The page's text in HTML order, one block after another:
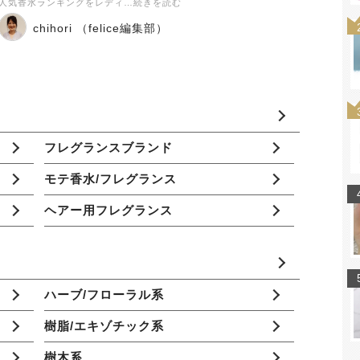
気香水ランキングをレディ…続きを読む
chihori （felice編集部）
フレグランスブランド
モテ香水/フレグランス
ヘアー用フレグランス
ハーブ/フローラル系
樹脂/エキゾチック系
樹木系